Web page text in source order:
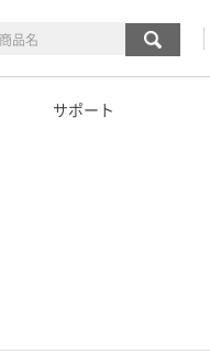
マイページ
カート
サポート